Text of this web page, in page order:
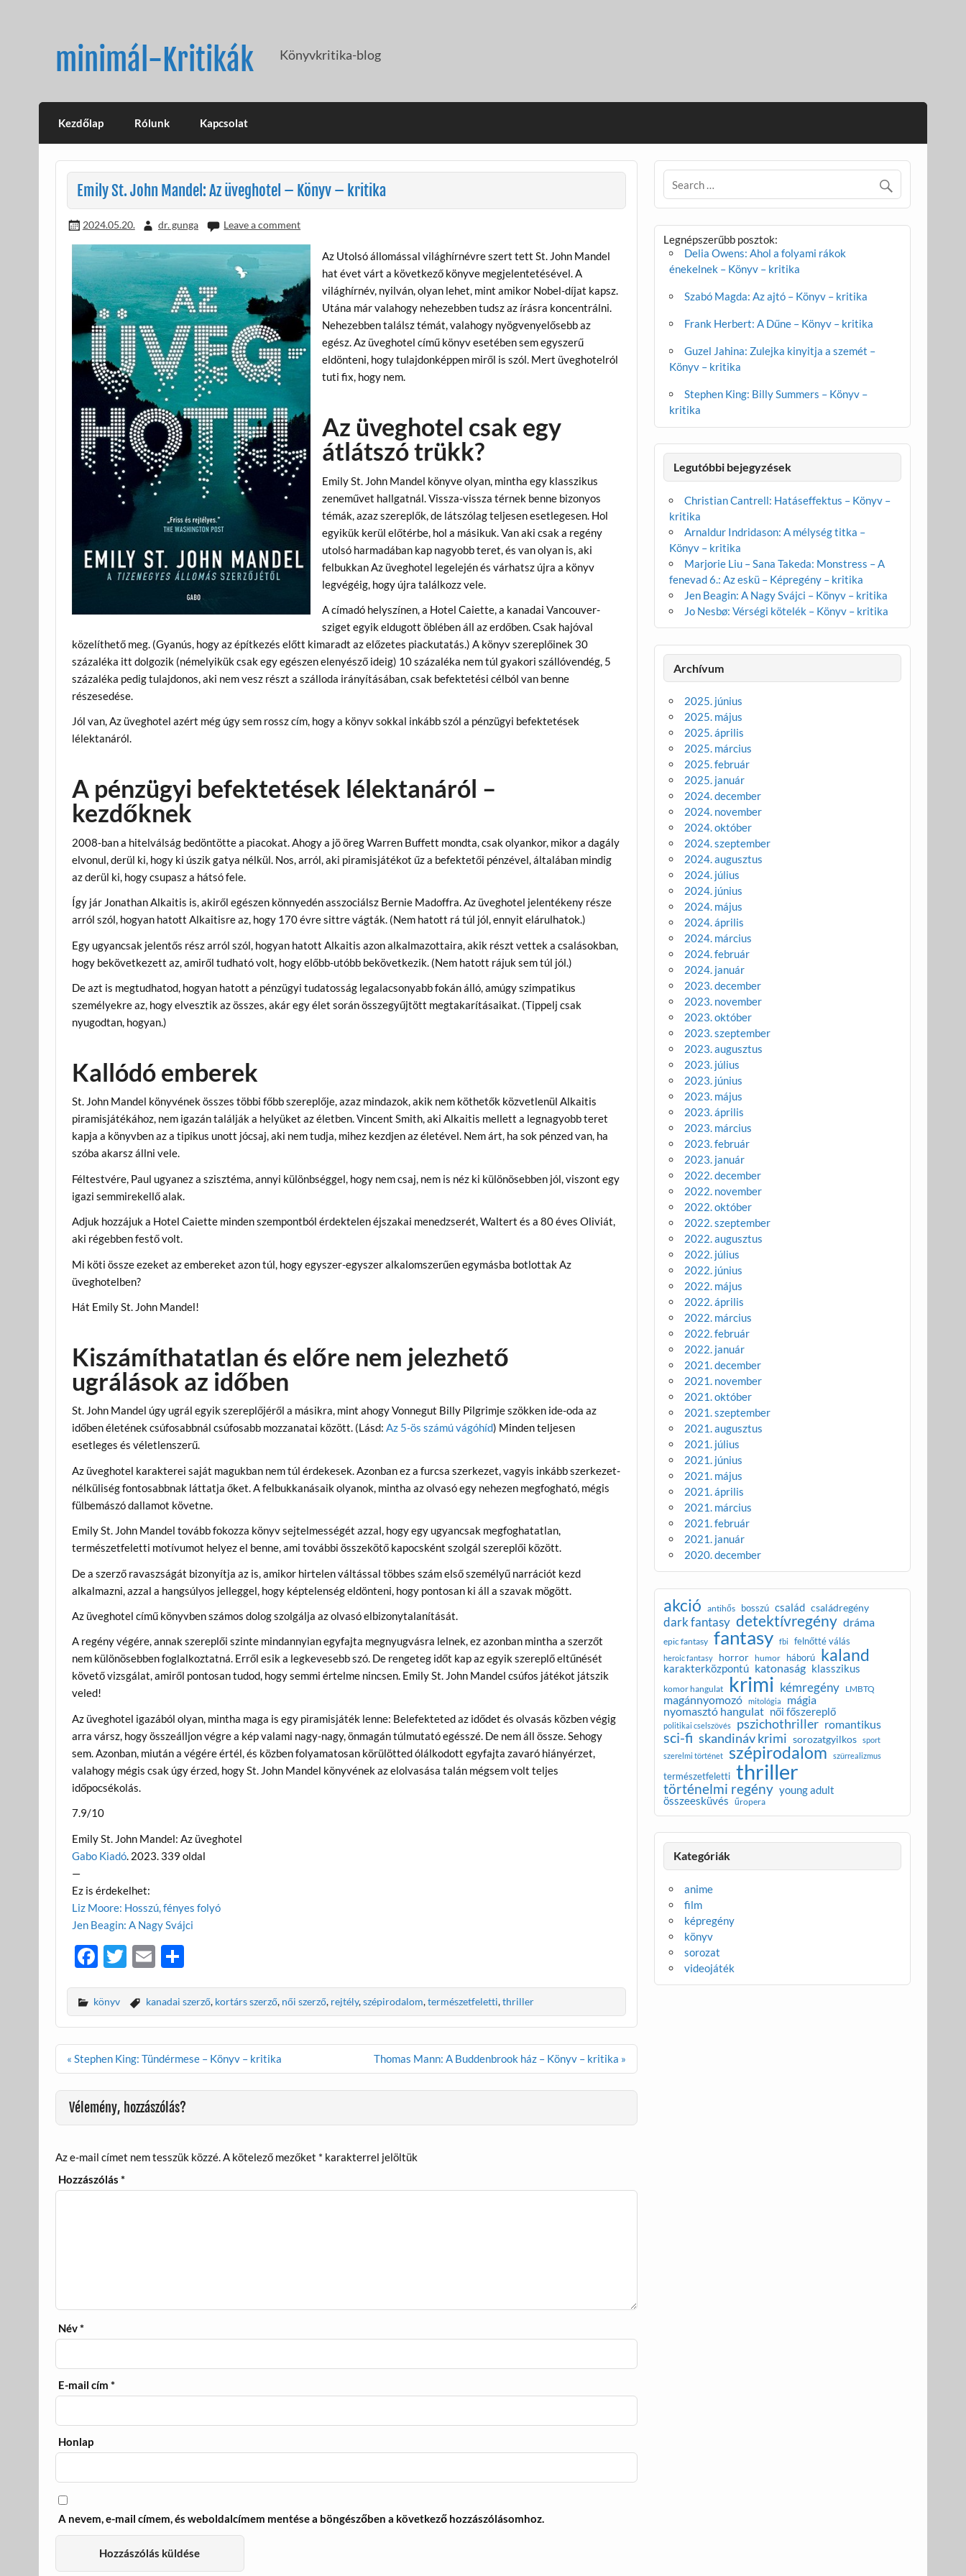
minimál-Kritikák Könyvkritika-blog
Kezdőlap Rólunk Kapcsolat
Emily St. John Mandel: Az üveghotel – Könyv – kritika
2024.05.20. dr. gunga Leave a comment
Az Utolsó állomással világhírnévre szert tett St. John Mandel
hat évet várt a következő könyve megjelentetésével. A
világhírnév, nyilván, olyan lehet, mint amikor Nobel-díjat kapsz.
Utána már valahogy nehezebben tudsz az írásra koncentrálni.
Nehezebben találsz témát, valahogy nyögvenyelősebb az
egész. Az üveghotel című könyv esetében sem egyszerű
eldönteni, hogy tulajdonképpen miről is szól. Mert üveghotelról
tuti fix, hogy nem.
Az üveghotel csak egy
átlátszó trükk?
Emily St. John Mandel könyve olyan, mintha egy klasszikus
zeneművet hallgatnál. Vissza-vissza térnek benne bizonyos
témák, azaz szereplők, de látszólag teljesen esetlegesen. Hol
egyikük kerül előtérbe, hol a másikuk. Van aki csak a regény
utolsó harmadában kap nagyobb teret, és van olyan is, aki
felbukkan Az üveghotel legelején és várhatsz újra a könyv
legvégéig, hogy újra találkozz vele.
A címadó helyszínen, a Hotel Caiette, a kanadai Vancouver-
sziget egyik eldugott öblében áll az erdőben. Csak hajóval
közelíthető meg. (Gyanús, hogy az építkezés előtt kimaradt az előzetes piackutatás.) A könyv szereplőinek 30
százaléka itt dolgozik (némelyikük csak egy egészen elenyésző ideig) 10 százaléka nem túl gyakori szállóvendég, 5
százaléka pedig tulajdonos, aki nem vesz részt a szálloda irányításában, csak befektetési célból van benne
részesedése.
Jól van, Az üveghotel azért még úgy sem rossz cím, hogy a könyv sokkal inkább szól a pénzügyi befektetések
lélektanáról.
A pénzügyi befektetések lélektanáról –
kezdőknek
2008-ban a hitelválság bedöntötte a piacokat. Ahogy a jö öreg Warren Buffett mondta, csak olyankor, mikor a dagály
elvonul, derül ki, hogy ki úszik gatya nélkül. Nos, arról, aki piramisjátékot űz a befektetői pénzével, általában mindig
az derül ki, hogy csupasz a hátsó fele.
Így jár Jonathan Alkaitis is, akiről egészen könnyedén asszociálsz Bernie Madoffra. Az üveghotel jelentékeny része
arról szól, hogyan hatott Alkaitisre az, hogy 170 évre sittre vágták. (Nem hatott rá túl jól, ennyit elárulhatok.)
Egy ugyancsak jelentős rész arról szól, hogyan hatott Alkaitis azon alkalmazottaira, akik részt vettek a csalásokban,
hogy bekövetkezett az, amiről tudható volt, hogy előbb-utóbb bekövetkezik. (Nem hatott rájuk sem túl jól.)
De azt is megtudhatod, hogyan hatott a pénzügyi tudatosság legalacsonyabb fokán álló, amúgy szimpatikus
személyekre az, hogy elvesztik az összes, akár egy élet során összegyűjtött megtakarításaikat. (Tippelj csak
nyugodtan, hogyan.)
Kallódó emberek
St. John Mandel könyvének összes többi főbb szereplője, azaz mindazok, akik nem köthetők közvetlenül Alkaitis
piramisjátékához, nem igazán találják a helyüket az életben. Vincent Smith, aki Alkaitis mellett a legnagyobb teret
kapja a könyvben az a tipikus unott jócsaj, aki nem tudja, mihez kezdjen az életével. Nem árt, ha sok pénzed van, ha
szóba akarsz állni vele.
Féltestvére, Paul ugyanez a szisztéma, annyi különbséggel, hogy nem csaj, nem is néz ki különösebben jól, viszont egy
igazi semmirekellő alak.
Adjuk hozzájuk a Hotel Caiette minden szempontból érdektelen éjszakai menedzserét, Waltert és a 80 éves Oliviát,
aki régebben festő volt.
Mi köti össze ezeket az embereket azon túl, hogy egyszer-egyszer alkalomszerűen egymásba botlottak Az
üveghotelben?
Hát Emily St. John Mandel!
Kiszámíthatatlan és előre nem jelezhető
ugrálások az időben
St. John Mandel úgy ugrál egyik szereplőjéről a másikra, mint ahogy Vonnegut Billy Pilgrimje szökken ide-oda az
időben életének csúfosabbnál csúfosabb mozzanatai között. (Lásd:Az 5-ös számú vágóhíd) Minden teljesen
esetleges és véletlenszerű.
Az üveghotel karakterei saját magukban nem túl érdekesek. Azonban ez a furcsa szerkezet, vagyis inkább szerkezet-
nélküliség fontosabbnak láttatja őket. A felbukkanásaik olyanok, mintha az olvasó egy nehezen megfogható, mégis
fülbemászó dallamot követne.
Emily St. John Mandel tovább fokozza könyv sejtelmességét azzal, hogy egy ugyancsak megfoghatatlan,
természetfeletti motívumot helyez el benne, ami további összekötő kapocsként szolgál szereplői között.
De a szerző ravaszságát bizonyítja az is, amikor hirtelen váltással többes szám első személyű narrációt kezd
alkalmazni, azzal a hangsúlyos jelleggel, hogy képtelenség eldönteni, hogy pontosan ki áll a szavak mögött.
Az üveghotel című könyvben számos dolog szolgálja az olvasó elbizonytalanítását.
A regény végére, annak szereplői szinte mindannyian egyfajta megnyugvásra lelnek, ez azonban mintha a szerzőt
nem különösebben foglalkoztatná. Erről esik a legkevesebb szó. De rengeteg időt kap az egyik szereplő eltűnését
követő vizsgálat, amiről pontosan tudod, hogy semmi értelme nincsen. Emily St. John Mandel csúfos játékot játszik
veled!
Az üveghotel igazából olyan, mintha maga is egy piramisjáték lenne: Belefekteted az idődet és olvasás közben végig
arra vársz, hogy összeálljon végre a kép valami nagy-nagy, önmagán túlmutató egésszé. De nem áll össze. Sehogy
sem. Azonban, miután a végére értél, és közben folyamatosan körülötted ólálkodott egyfajta zavaró hiányérzet,
valahogy mégis csak úgy érzed, hogy St. John Mandel könyvének az elolvasása talán mégsem volt teljes
időpocsékolás.
7.9/10
Emily St. John Mandel: Az üveghotel
Gabo Kiadó . 2023. 339 oldal
—
Ez is érdekelhet:
Liz Moore: Hosszú, fényes folyó
Jen Beagin: A Nagy Svájci
F
e
b
o
o
k
T
itt
er
E
ail za
m
e
g
könyv kanadai szerző, kortárs szerző, női szerző, rejtély,szépirodalom,természetfeletti,thriller
Bejegyzés
navigáció
« Stephen King: Tündérmese – Könyv – kritika Thomas Mann: A Buddenbrook ház – Könyv – kritika »
Vélemény, hozzászólás?
Az e-mail címet nem tesszük közzé.A kötelező mezőket * karakterrel jelöltük
Hozzászólás*
Név*
E-mail cím*
Honlap
A nevem, e-mail címem, és weboldalcímem mentése a böngészőben a következő hozzászólásomhoz.
Legnépszerűbb posztok:
Delia Owens: Ahol a folyami rákok
énekelnek – Könyv – kritika
Szabó Magda: Az ajtó – Könyv – kritika
Frank Herbert: A Dűne – Könyv – kritika
Guzel Jahina: Zulejka kinyitja a szemét –
Könyv – kritika
Stephen King: Billy Summers – Könyv –
kritika
Legutóbbi bejegyzések
Christian Cantrell: Hatáseffektus – Könyv –
kritika
Arnaldur Indridason: A mélység titka –
Könyv – kritika
Marjorie Liu – Sana Takeda: Monstress – A
fenevad 6.: Az eskü – Képregény – kritika
Jen Beagin: A Nagy Svájci – Könyv – kritika
Jo Nesbø: Vérségi kötelék – Könyv – kritika
Archívum
2025. június
2025. május
2025. április
2025. március
2025. február
2025. január
2024. december
2024. november
2024. október
2024. szeptember
2024. augusztus
2024. július
2024. június
2024. május
2024. április
2024. március
2024. február
2024. január
2023. december
2023. november
2023. október
2023. szeptember
2023. augusztus
2023. július
2023. június
2023. május
2023. április
2023. március
2023. február
2023. január
2022. december
2022. november
2022. október
2022. szeptember
2022. augusztus
2022. július
2022. június
2022. május
2022. április
2022. március
2022. február
2022. január
2021. december
2021. november
2021. október
2021. szeptember
2021. augusztus
2021. július
2021. június
2021. május
2021. április
2021. március
2021. február
2021. január
2020. december
akció antihős bosszú család családregény
dark fantasy detektívregény dráma
epic fantasy fantasy fbi felnőtté válás
heroic fantasy horror humor háború kaland
karakterközpontú katonaság klasszikus
komor hangulat krimi kémregény LMBTQ
magánnyomozó mitológia mágia
nyomasztó hangulat női főszereplő
politikai cselszövés pszichothriller romantikus
sci-fi skandináv krimi sorozatgyilkos
sport
szerelmi történet
szépirodalom szürrealizmus
természetfeletti thriller
történelmi regény young adult
összeesküvés
űropera
Kategóriák
anime
film
képregény
könyv
sorozat
videojáték